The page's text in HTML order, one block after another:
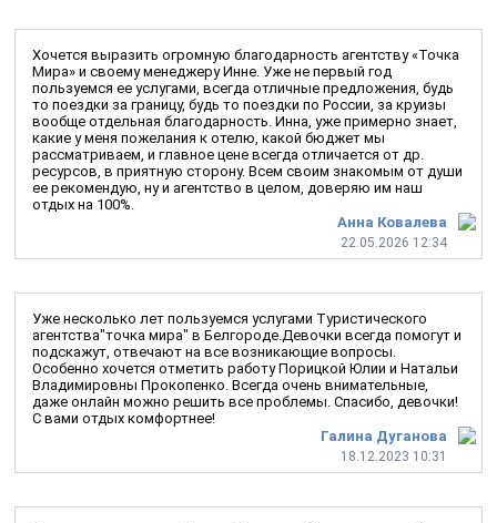
Анна Ковалева
22.05.2026 12:34
Хочется выразить огромную благодарность агентству «Точка
Мира» и своему менеджеру Инне. Уже не первый год
пользуемся ее услугами, всегда отличные предложения, будь
то поездки за границу, будь то поездки по России, за круизы
вообще отдельная благодарность. Инна, уже примерно знает,
какие у меня пожелания к отелю, какой бюджет мы
рассматриваем, и главное цене всегда отличается от др.
ресурсов, в приятную сторону. Всем своим знакомым от души
ее рекомендую, ну и агентство в целом, доверяю им наш
отдых на 100%.
Галина Дуганова
18.12.2023 10:31
Уже несколько лет пользуемся услугами Туристического
агентства"точка мира" в Белгороде.Девочки всегда помогут и
подскажут, отвечают на все возникающие вопросы.
Особенно хочется отметить работу Порицкой Юлии и Натальи
Владимировны Прокопенко. Всегда очень внимательные,
даже онлайн можно решить все проблемы. Спасибо, девочки!
С вами отдых комфортнее!